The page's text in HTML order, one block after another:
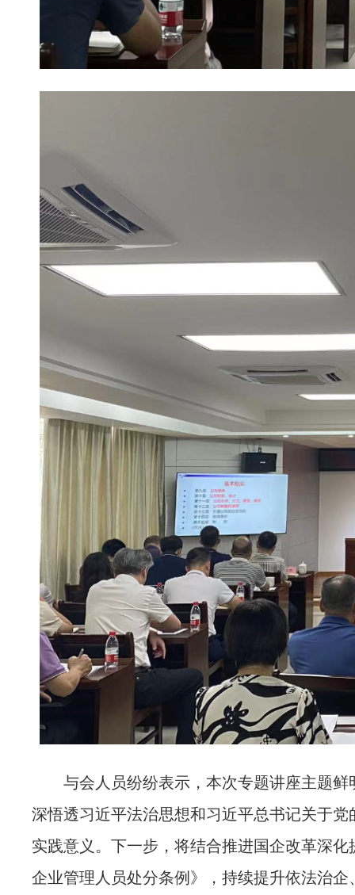
与会人员纷纷表示，本次专题讲座主题鲜
深悟透习近平法治思想和习近平总书记关于
实践意义。下一步，将结合推进国企改革深
企业管理人员处分条例》，持续提升依法治